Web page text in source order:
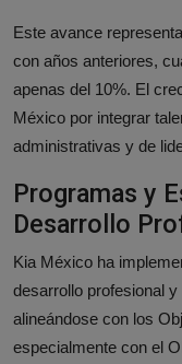
Este avance
con años anteriores,
apenas del 10%. El
México por integrar
administrativas y de
Programas y
Desarrollo
Kia México ha
desarrollo profesional
alineándose con los
especialmente con el